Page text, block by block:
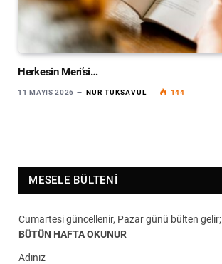
Herkesin Meri’si…
11 MAYIS 2026 NUR TUKSAVUL 144
MESELE BÜLTENI
Cumartesi güncellenir, Pazar günü bülten gelir;
BÜTÜN HAFTA OKUNUR
Adınız